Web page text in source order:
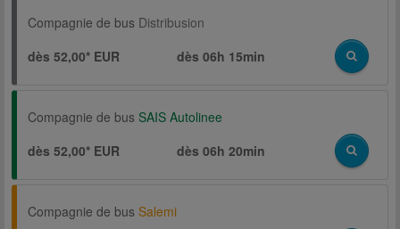
Compagnie de bus Distribusion
dès 52,00* EUR
dès06h 15min
Compagnie de bus SAIS Autolinee
dès 52,00* EUR
dès06h 20min
Compagnie de bus Salemi